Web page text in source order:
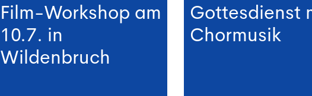
Film-Workshop am
10.7. in
Wildenbruch
Gottesdienst
Chormusik